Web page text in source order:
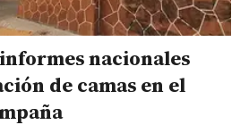
nacionales
de camas en el